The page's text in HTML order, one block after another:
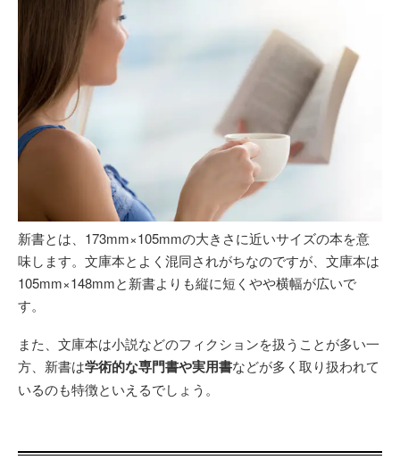
新書とは、173mm×105mmの大きさに近いサイズの本を意
味します。文庫本とよく混同されがちなのですが、文庫本は
105mm×148mmと新書よりも縦に短くやや横幅が広いで
す。
また、文庫本は小説などのフィクションを扱うことが多い一
方、新書は学術的な専門書や実用書などが多く取り扱われて
いるのも特徴といえるでしょう。